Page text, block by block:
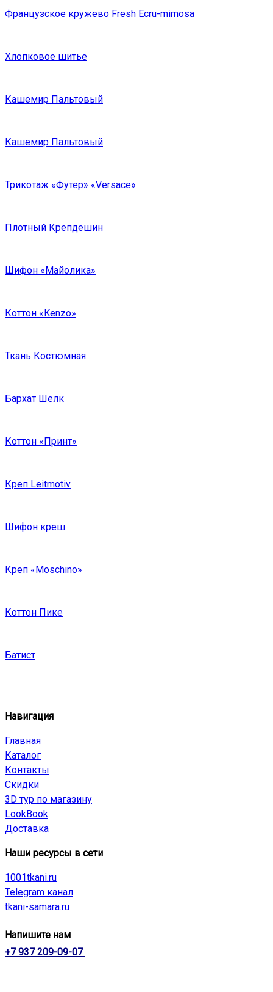
Французское кружево Fresh Ecru-mimosa
Хлопковое шитье
Кашемир Пальтовый
Кашемир Пальтовый
Трикотаж «Футер» «Versace»
Плотный Крепдешин
Шифон «Майолика»
Коттон «Kenzo»
Ткань Костюмная
Бархат Шелк
Коттон «Принт»
Креп Leitmotiv
Шифон креш
Креп «Moschino»
Коттон Пике
Батист
Навигация
Главная
Каталог
Контакты
Скидки
3D тур по магазину
LookBook
Доставка
Наши ресурсы в сети
1001tkani.ru
Telegram канал
tkani-samara.ru
Напишите нам
+7 937 209-09-07